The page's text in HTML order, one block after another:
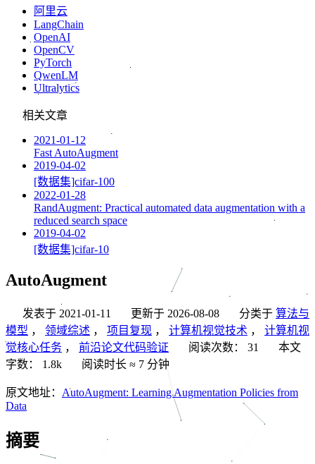
阿里云
LangChain
OpenAI
OpenCV
PyTorch
QwenLM
Ultralytics
相关文章
2021-01-12
Fast AutoAugment
2019-04-02
[数据集]cifar-100
2022-01-28
RandAugment: Practical automated data augmentation with a
reduced search space
2019-04-02
[数据集]cifar-10
AutoAugment
发表于 2021-01-11 更新于 2026-08-08 分类于 算法与
模型 ， 领域综述 ， 项目复现 ， 计算机视觉技术 ， 计算机视
觉核心任务 ， 前沿论文代码验证 阅读次数： 31
本文
字数：
1.8k 阅读时长 ≈ 7 分钟
原文地址： AutoAugment: Learning Augmentation Policies from
Data
摘要